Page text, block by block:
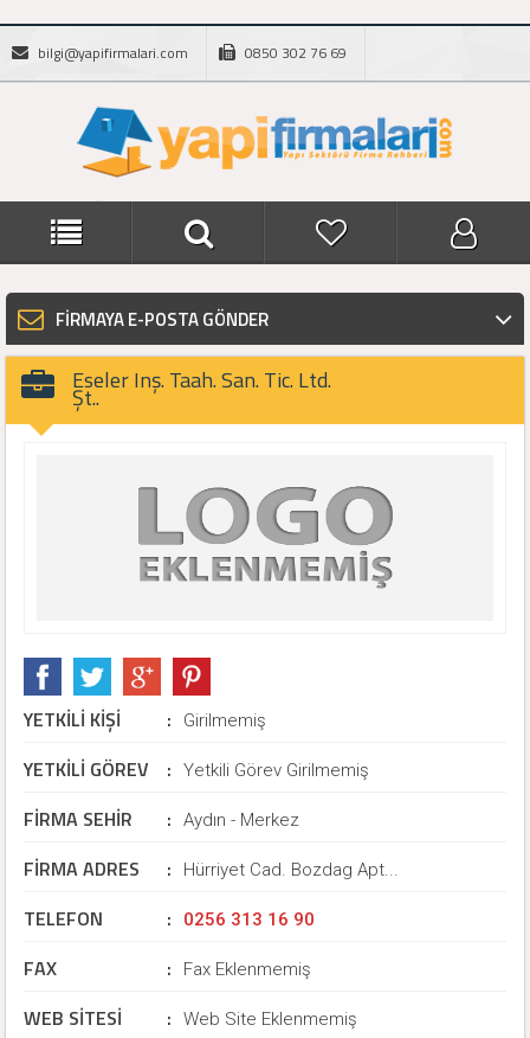
bilgi@yapifirmalari.com 0850 302 76 69
FİRMAYA E-POSTA GÖNDER
Eseler Inş. Taah. San. Tic. Ltd.
Şt..
YETKİLİ KİŞİ : Girilmemiş
YETKİLİ GÖREV : Yetkili Görev Girilmemiş
FİRMA SEHİR : Aydın - Merkez
FİRMA ADRES : Hürriyet Cad. Bozdag Apt...
TELEFON : 0256 313 16 90
FAX : Fax Eklenmemiş
WEB SİTESİ : Web Site Eklenmemiş